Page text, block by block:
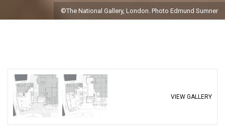
©The National Gallery, London. Photo Edmund Sumner
VIEW GALLERY